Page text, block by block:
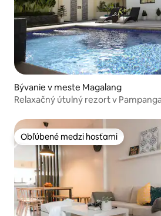
Bývanie v meste Magalang
Relaxačný útulný rezort v
Obľúbené medzi hosťami
Obľúbené medzi hosťami